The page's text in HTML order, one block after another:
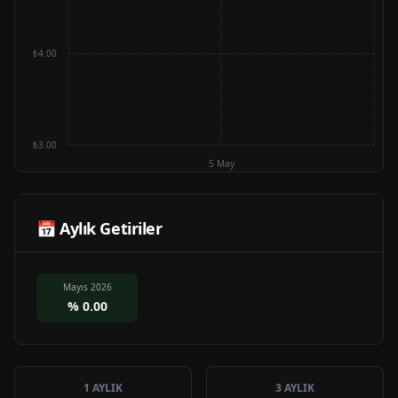
5 May
₺3.00
₺4.00
📅 Aylık Getiriler
Mayıs 2026
% 0.00
1 AYLIK 3 AYLIK